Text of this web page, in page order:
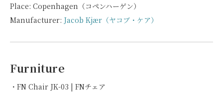
Place: Copenhagen（コペンハーゲン）
Manufacturer: Jacob Kjær（ヤコブ・ケア）
Furniture
・FN Chair JK-03 | FNチェア